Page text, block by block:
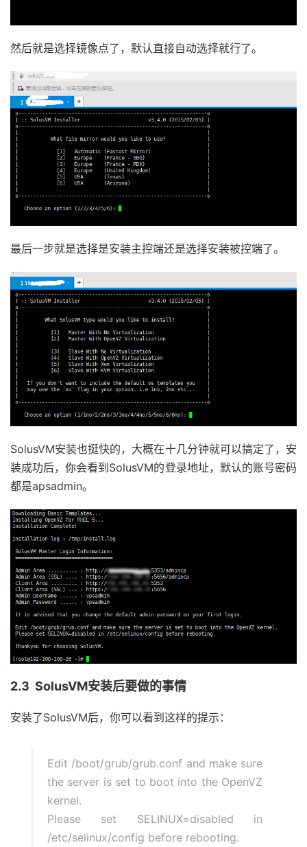
然后就是选择镜像点了，默认直接自动选择就行了。
最后一步就是选择是安装主控端还是选择安装被控端了。
SolusVM安装也挺快的，大概在十几分钟就可以搞定了，安
装成功后，你会看到SolusVM的登录地址，默认的账号密码
都是apsadmin。
2.3 SolusVM安装后要做的事情
安装了SolusVM后，你可以看到这样的提示：
Edit /boot/grub/grub.conf and make sure
the server is set to boot into the OpenVZ
kernel.
Please set SELINUX=disabled in
/etc/selinux/config before rebooting.